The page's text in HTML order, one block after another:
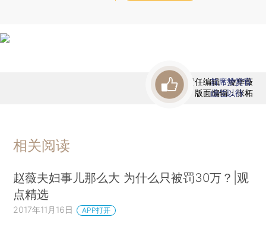
责任编辑：凌华薇
版面编辑：张柘
首席赞赏官
虚位以待
相关阅读
赵薇夫妇事儿那么大 为什么只被罚30万？|观
点精选
2017年11月16日 APP打开